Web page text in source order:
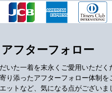
フターフォロー
いた一着を末永くご愛用いただく
り添ったアフターフォロー体制を
ットなど、気になる点がございま